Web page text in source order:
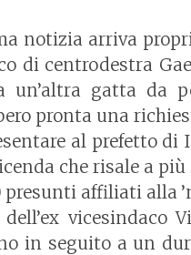
notizia arriva
di centrodestra
un’altra gatta da
pronta una
al prefetto di
che risale a
presunti affiliati alla
dell’ex vicesindaco
in seguito a un